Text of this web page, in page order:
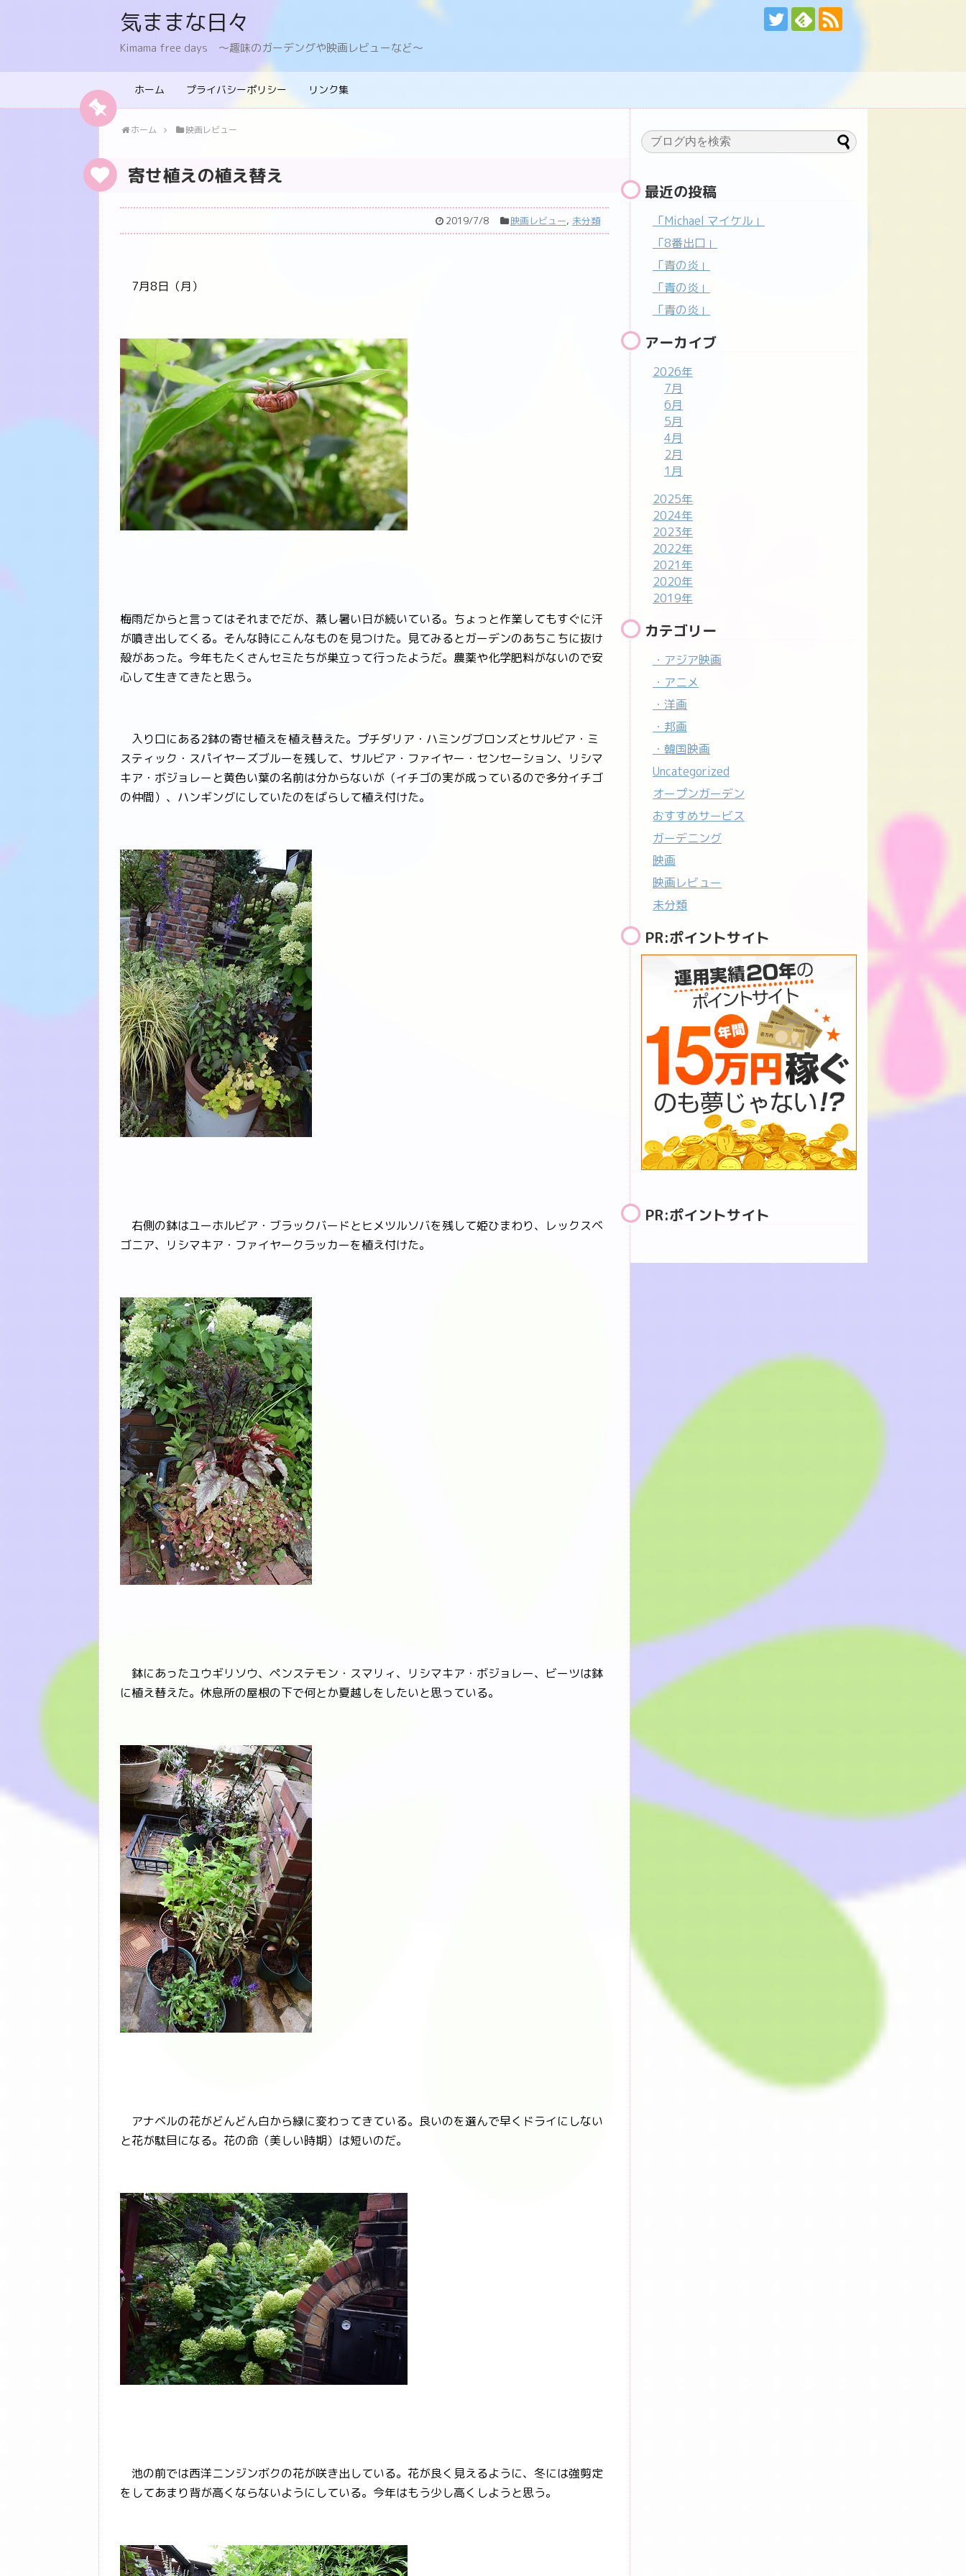
気ままな日々
Kimama free days 〜趣味のガーデングや映画レビューなど〜
ホーム プライバシーポリシー リンク集
ホーム 映画レビュー
寄せ植えの植え替え
2019/7/8 映画レビュー, 未分類
7月8日（月）
梅雨だからと言ってはそれまでだが、蒸し暑い日が続いている。ちょっと作業してもすぐに汗
が噴き出してくる。そんな時にこんなものを見つけた。見てみるとガーデンのあちこちに抜け
殻があった。今年もたくさんセミたちが巣立って行ったようだ。農薬や化学肥料がないので安
心して生きてきたと思う。
入り口にある2鉢の寄せ植えを植え替えた。プチダリア・ハミングブロンズとサルビア・ミ
スティック・スパイヤーズブルーを残して、サルビア・ファイヤー・センセーション、リシマ
キア・ボジョレーと黄色い葉の名前は分からないが（イチゴの実が成っているので多分イチゴ
の仲間）、ハンギングにしていたのをばらして植え付けた。
右側の鉢はユーホルビア・ブラックバードとヒメツルソバを残して姫ひまわり、レックスベ
ゴニア、リシマキア・ファイヤークラッカーを植え付けた。
鉢にあったユウギリソウ、ペンステモン・スマリィ、リシマキア・ボジョレー、ビーツは鉢
に植え替えた。休息所の屋根の下で何とか夏越しをしたいと思っている。
アナベルの花がどんどん白から緑に変わってきている。良いのを選んで早くドライにしない
と花が駄目になる。花の命（美しい時期）は短いのだ。
池の前では西洋ニンジンボクの花が咲き出している。花が良く見えるように、冬には強剪定
をしてあまり背が高くならないようにしている。今年はもう少し高くしようと思う。
最近の投稿
「Michael マイケル」
「8番出口」
「青の炎」
「青の炎」
「青の炎」
アーカイブ
2026年
7月
6月
5月
4月
2月
1月
2025年
2024年
2023年
2022年
2021年
2020年
2019年
カテゴリー
・アジア映画
・アニメ
・洋画
・邦画
・韓国映画
Uncategorized
オープンガーデン
おすすめサービス
ガーデニング
映画
映画レビュー
未分類
PR:ポイントサイト
PR:ポイントサイト